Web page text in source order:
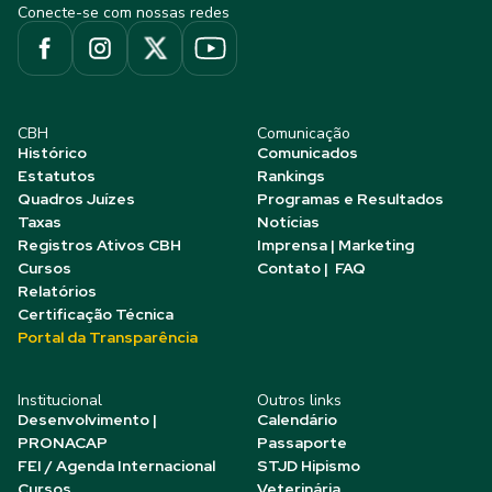
Conecte-se com nossas redes
CBH
Histórico
Estatutos
Quadros Juízes
Taxas
Registros Ativos CBH
Cursos
Relatórios
Certificação Técnica
Portal da Transparência
Comunicação
Comunicados
Rankings
Programas e Resultados
Notícias
Imprensa | Marketing
Contato | FAQ
Institucional
Desenvolvimento |
PRONACAP
FEI / Agenda Internacional
Outros links
Calendário
Passaporte
STJD Hipismo